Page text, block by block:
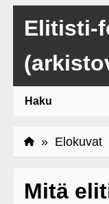
Elitisti-
Haku
» Elokuvat
Mitä